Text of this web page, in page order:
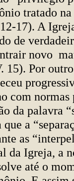
tratado
17). A
de
novo
15). Por
com normas
da palavra
a
as
da Igreja, a
até o